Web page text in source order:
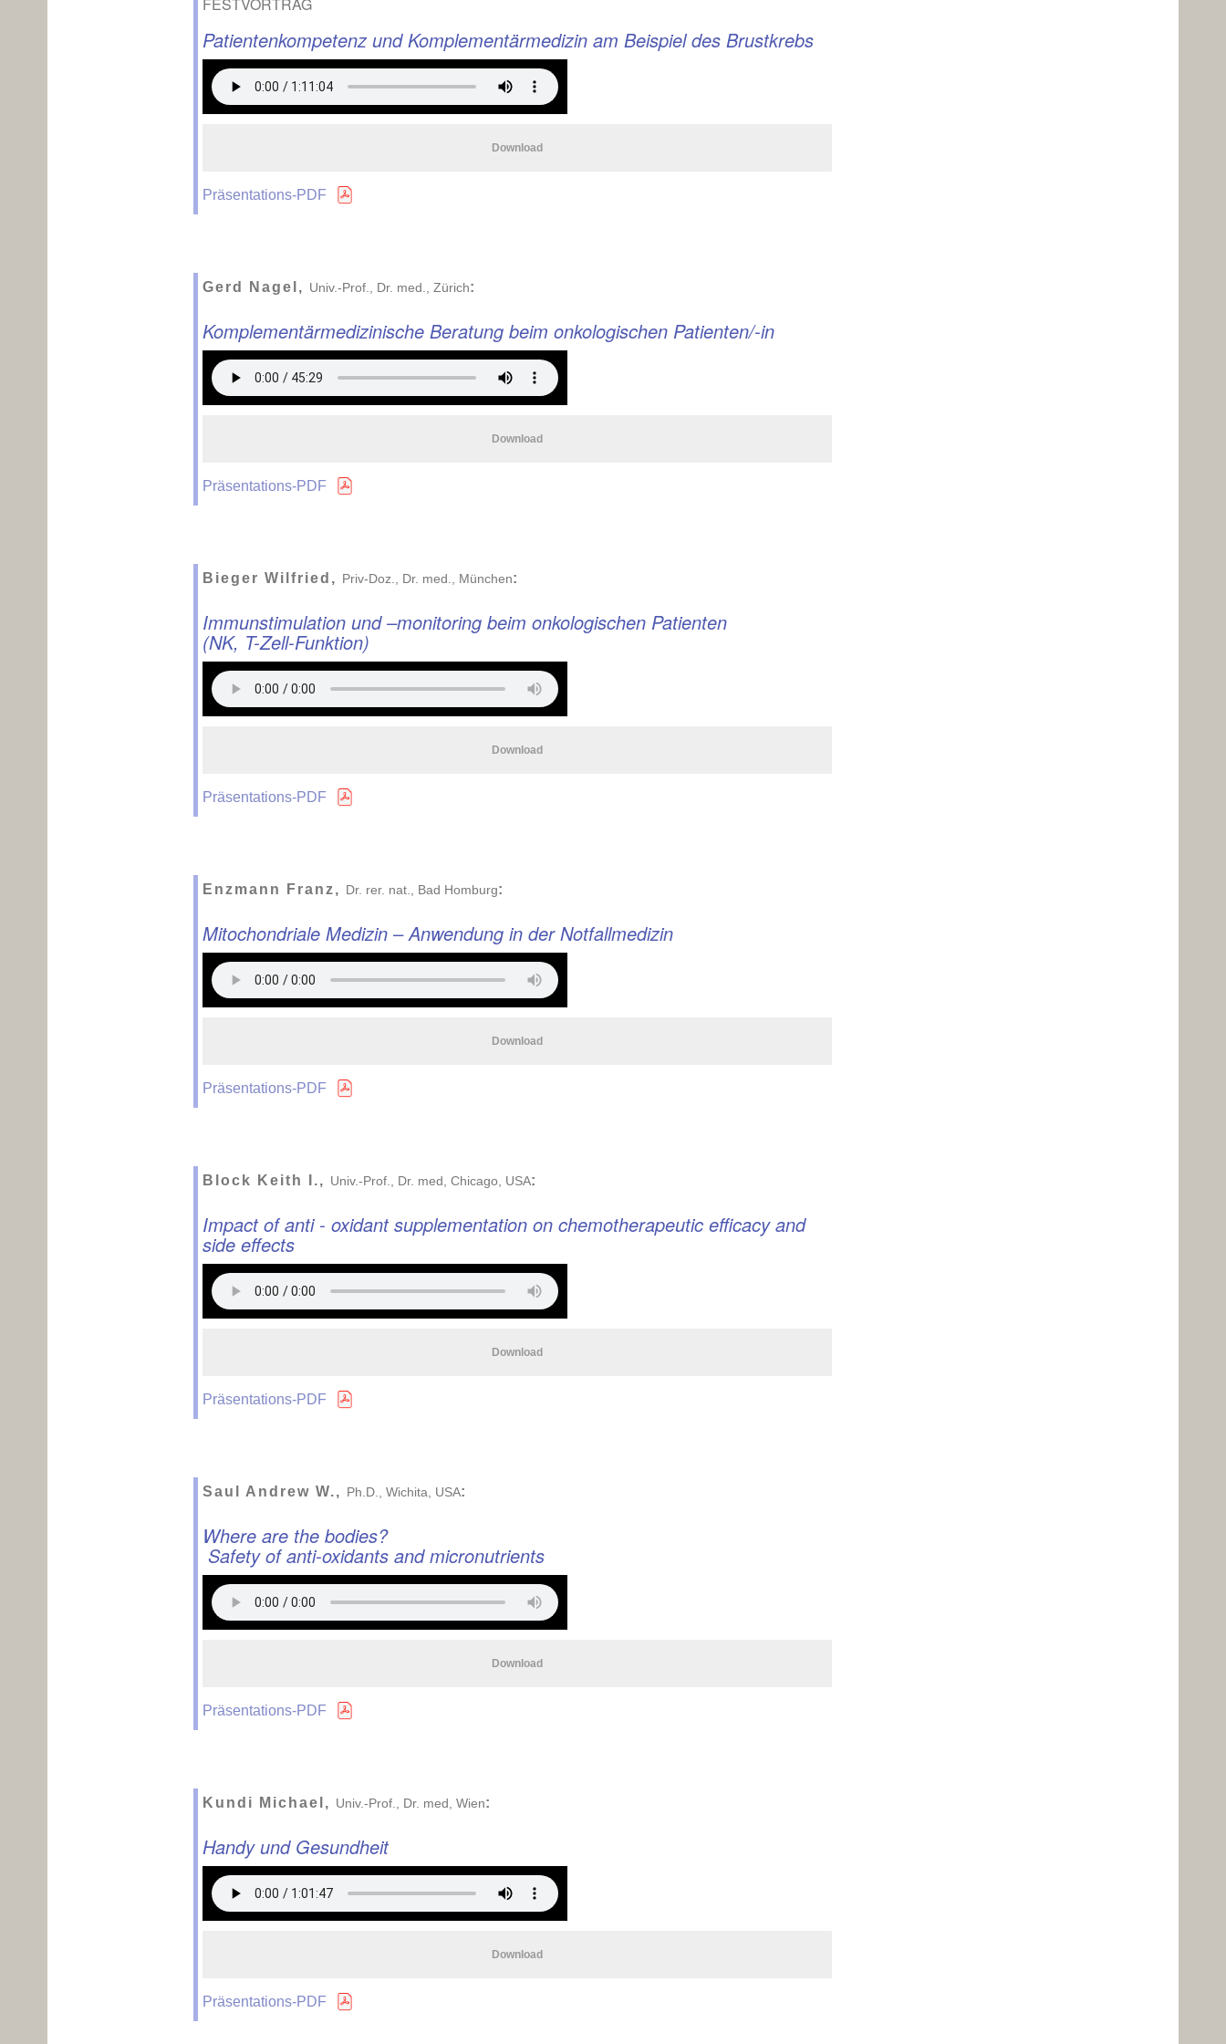
Patientenkompetenz und Komplementärmedizin am Beispiel des Brustkrebs
Download
Präsentations-PDF
Gerd Nagel, Univ.-Prof., Dr. med., Zürich:
Komplementärmedizinische Beratung beim onkologischen Patienten/-in
Download
Präsentations-PDF
Bieger Wilfried, Priv-Doz., Dr. med., München:
Immunstimulation und –monitoring beim onkologischen Patienten
(NK, T-Zell-Funktion)
Download
Präsentations-PDF
Enzmann Franz, Dr. rer. nat., Bad Homburg:
Mitochondriale Medizin – Anwendung in der Notfallmedizin
Download
Präsentations-PDF
Block Keith I., Univ.-Prof., Dr. med, Chicago, USA:
Impact of anti - oxidant supplementation on chemotherapeutic efficacy and
side effects
Download
Präsentations-PDF
Saul Andrew W., Ph.D., Wichita, USA:
Where are the bodies?
Safety of anti-oxidants and micronutrients
Download
Präsentations-PDF
Kundi Michael, Univ.-Prof., Dr. med, Wien:
Handy und Gesundheit
Download
Präsentations-PDF